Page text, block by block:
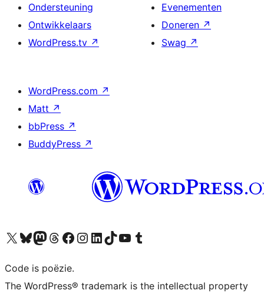
Ondersteuning
Ontwikkelaars
WordPress.tv ↗
Evenementen
Doneren ↗
Swag ↗
WordPress.com ↗
Matt ↗
bbPress ↗
BuddyPress ↗
Bezoek ons X (voorheen Twitter) account
Bezoek ons Bluesky account
Bezoek ons Mastodon account
Bezoek ons Threads account
Onze Facebook pagina bezoeken
Bezoek ons Instagram account
Bezoek ons LinkedIn account
Bezoek ons TikTok account
Bezoek ons YouTube kanaalBezoek ons Tumblr account
Code is poëzie.
The WordPress® trademark is the intellectual property